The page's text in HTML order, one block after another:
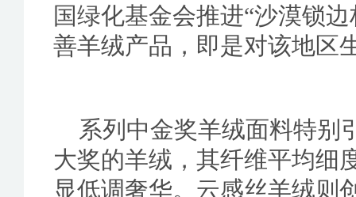
国绿化基金会推进“沙漠锁
善羊绒产品，即是对该地区
系列中金奖羊绒面料特别
大奖的羊绒，其纤维平均细
显低调奢华。云感丝羊绒则